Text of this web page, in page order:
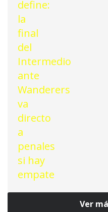
Ver